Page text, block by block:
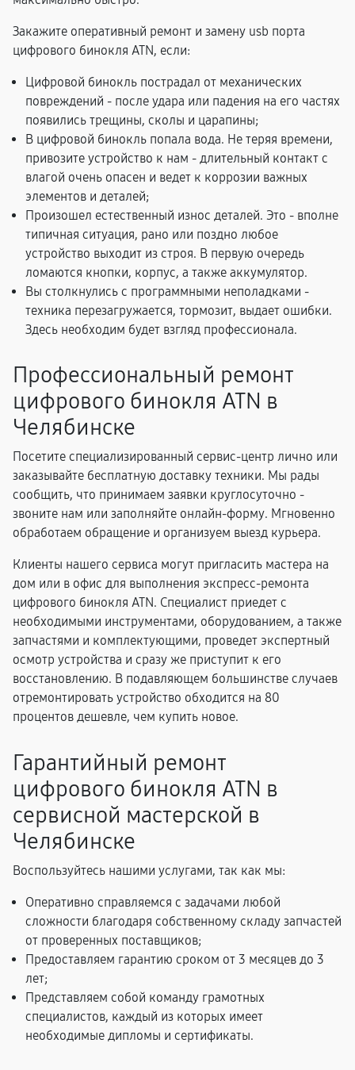
Закажите оперативный ремонт и замену usb порта
цифрового бинокля ATN, если:
Цифровой бинокль пострадал от механических
повреждений - после удара или падения на его частях
появились трещины, сколы и царапины;
В цифровой бинокль попала вода. Не теряя времени,
привозите устройство к нам - длительный контакт с
влагой очень опасен и ведет к коррозии важных
элементов и деталей;
Произошел естественный износ деталей. Это - вполне
типичная ситуация, рано или поздно любое
устройство выходит из строя. В первую очередь
ломаются кнопки, корпус, а также аккумулятор.
Вы столкнулись с программными неполадками -
техника перезагружается, тормозит, выдает ошибки.
Здесь необходим будет взгляд профессионала.
Профессиональный ремонт
цифрового бинокля ATN в
Челябинске
Посетите специализированный сервис-центр лично или
заказывайте бесплатную доставку техники. Мы рады
сообщить, что принимаем заявки круглосуточно -
звоните нам или заполняйте онлайн-форму. Мгновенно
обработаем обращение и организуем выезд курьера.
Клиенты нашего сервиса могут пригласить мастера на
дом или в офис для выполнения экспресс-ремонта
цифрового бинокля ATN. Специалист приедет с
необходимыми инструментами, оборудованием, а также
запчастями и комплектующими, проведет экспертный
осмотр устройства и сразу же приступит к его
восстановлению. В подавляющем большинстве случаев
отремонтировать устройство обходится на 80
процентов дешевле, чем купить новое.
Гарантийный ремонт
цифрового бинокля ATN в
сервисной мастерской в
Челябинске
Воспользуйтесь нашими услугами, так как мы:
Оперативно справляемся с задачами любой
сложности благодаря собственному складу запчастей
от проверенных поставщиков;
Предоставляем гарантию сроком от 3 месяцев до 3
лет;
Представляем собой команду грамотных
специалистов, каждый из которых имеет
необходимые дипломы и сертификаты.